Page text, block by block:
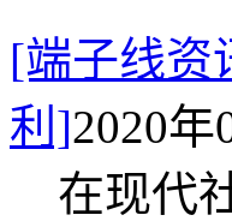
[端子线资
利]2020年
在现代